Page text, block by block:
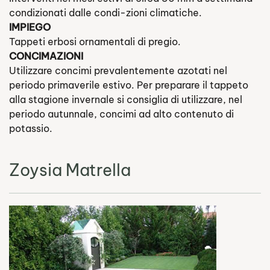
condizionati dalle condi-zioni climatiche.
IMPIEGO
Tappeti erbosi ornamentali di pregio.
CONCIMAZIONI
Utilizzare concimi prevalentemente azotati nel
periodo primaverile estivo. Per preparare il tappeto
alla stagione invernale si consiglia di utilizzare, nel
periodo autunnale, concimi ad alto contenuto di
potassio.
Zoysia Matrella